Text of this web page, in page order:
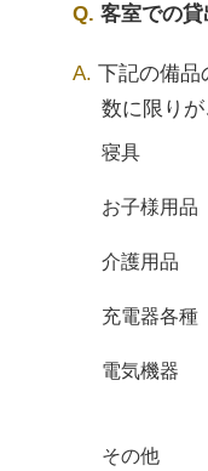
客室での
下記の備品
数に限り
寝具
お子様用品
介護用品
充電器各種
電気機器
その他